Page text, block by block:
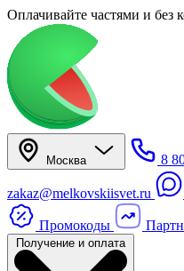
Оплачивайте частями и без
Москва 8
zakaz@melkovskiisvet.ru
Промокоды
Получение и оплата